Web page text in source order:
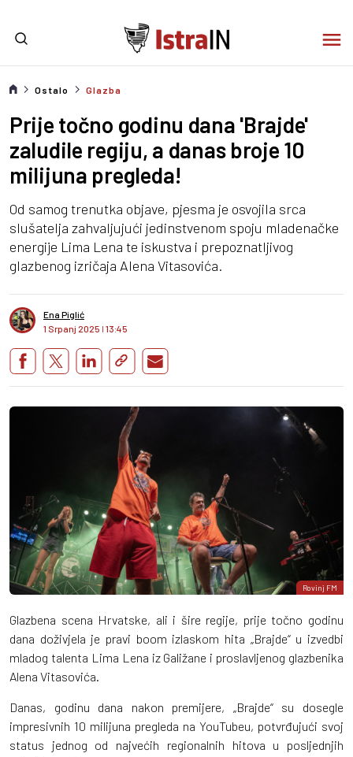
Ostalo Glazba
Prije točno godinu dana 'Brajde'
zaludile regiju, a danas broje 10
milijuna pregleda!
Od samog trenutka objave, pjesma je osvojila srca
slušatelja zahvaljujući jedinstvenom spoju mladenačke
energije Lima Lena te iskustva i prepoznatljivog
glazbenog izričaja Alena Vitasovića.
Ena Piglić
1 Srpanj 2025 I 13:45
Rovinj FM
Glazbena scena Hrvatske, ali i šire regije, prije točno godinu
dana doživjela je pravi boom izlaskom hita „Brajde“ u izvedbi
mladog talenta Lima Lena iz Galižane i proslavljenog glazbenika
Alena Vitasovića.
Danas, godinu dana nakon premijere, „Brajde“ su dosegle
impresivnih 10 milijuna pregleda na YouTubeu, potvrđujući svoj
status jednog od najvećih regionalnih hitova u posljednjih